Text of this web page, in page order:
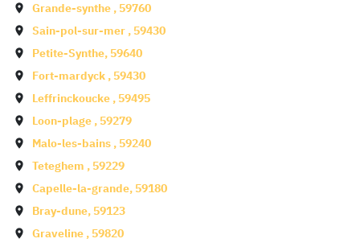
Grande-synthe , 59760
Sain-pol-sur-mer , 59430
Petite-Synthe, 59640
Fort-mardyck , 59430
Leffrinckoucke , 59495
Loon-plage , 59279
Malo-les-bains , 59240
Teteghem , 59229
Capelle-la-grande, 59180
Bray-dune, 59123
Graveline , 59820